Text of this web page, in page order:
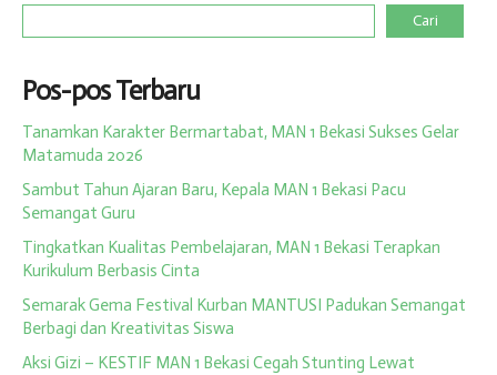
Cari
Pos-pos Terbaru
​Tanamkan Karakter Bermartabat, MAN 1 Bekasi Sukses Gelar
Matamuda 2026
Sambut Tahun Ajaran Baru, Kepala MAN 1 Bekasi Pacu
Semangat Guru
Tingkatkan Kualitas Pembelajaran, MAN 1 Bekasi Terapkan
Kurikulum Berbasis Cinta
Semarak Gema Festival Kurban MANTUSI Padukan Semangat
Berbagi dan Kreativitas Siswa
Aksi Gizi – KESTIF MAN 1 Bekasi Cegah Stunting Lewat